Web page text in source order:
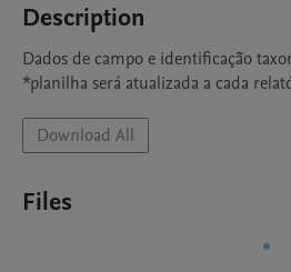
Description
Dados de campo e identificação
*planilha será atualizada a cada
Download All
Files